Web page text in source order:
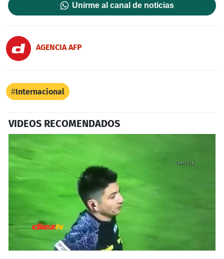
Unirme al canal de noticias
AGENCIA AFP
Internacional
VIDEOS RECOMENDADOS